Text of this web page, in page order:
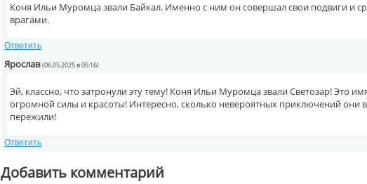
Коня Ильи Муромца звали Байкал. Именно с ним он совершал свои подвиги и
врагами.
Ответить
Ярослав (06.05.2025 в 05:16)
Эй, классно, что затронули эту тему! Коня Ильи Муромца звали Светозар! Это
огромной силы и красоты! Интересно, сколько невероятных приключений они
пережили!
Ответить
Добавить комментарий